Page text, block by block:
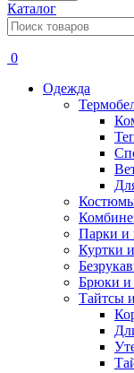
Каталог
0
Одежда
Парки и
Куртки
Брюки
Тайтсы